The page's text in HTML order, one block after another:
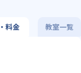
料金 教室一覧